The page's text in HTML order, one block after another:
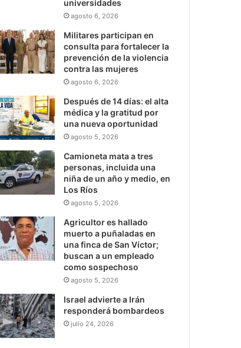
universidades
agosto 6, 2026
Militares participan en
consulta para fortalecer la
prevención de la violencia
contra las mujeres
agosto 6, 2026
Después de 14 días: el alta
médica y la gratitud por
una nueva oportunidad
agosto 5, 2026
Camioneta mata a tres
personas, incluida una
niña de un año y medio, en
Los Ríos
agosto 5, 2026
Agricultor es hallado
muerto a puñaladas en
una finca de San Víctor;
buscan a un empleado
como sospechoso
agosto 5, 2026
Israel advierte a Irán
responderá bombardeos
julio 24, 2026